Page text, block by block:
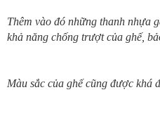
Thêm vào đó những thanh nhựa
khả năng chống trượt của ghế,
Màu sắc của ghế cũng được khá